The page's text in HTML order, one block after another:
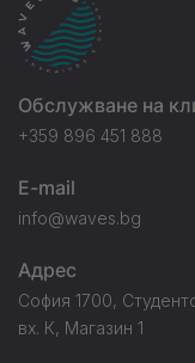
Обслужване на
+359 896 451 888
E-mail
info@waves.bg
Адрес
София 1700,
вх. К, Магазин 1